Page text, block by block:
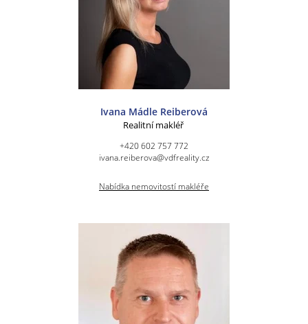
Ivana Mádle Reiberová
Realitní makléř
+420 602 757 772
ivana.reiberova@vdfreality.cz
Nabídka nemovitostí makléře